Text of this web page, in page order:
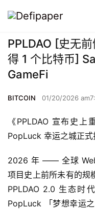
PPLDAO [史无
得 1 个比特币]
GameFi
BITCOIN 01/20/2026
《PPLDAO 宣布史
PopLuck 幸运之城正式
2026 年 —— 全球
项目史上前所未有的规
PPLDAO 2.0 生态时
PopLuck 「梦想幸运